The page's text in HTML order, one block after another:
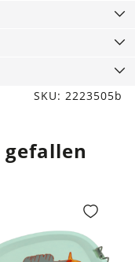
SKU: 2223505b